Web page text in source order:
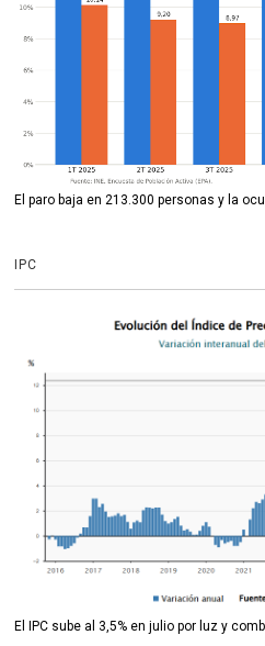
El paro baja en 213.300 personas y la
IPC
El IPC sube al 3,5% en julio por luz y